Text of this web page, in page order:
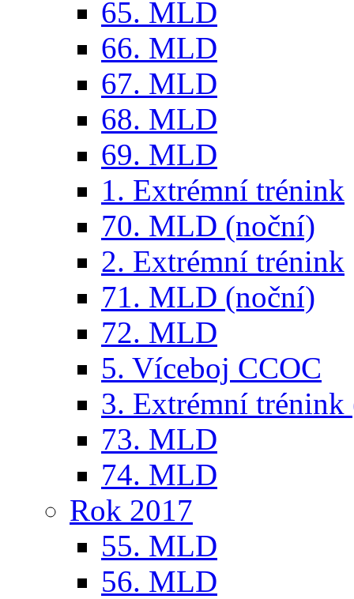
65. MLD
66. MLD
67. MLD
68. MLD
69. MLD
1. Extrémní trénink
70. MLD (noční)
2. Extrémní trénink
71. MLD (noční)
72. MLD
5. Víceboj CCOC
3. Extrémní trénink
73. MLD
74. MLD
Rok 2017
55. MLD
56. MLD